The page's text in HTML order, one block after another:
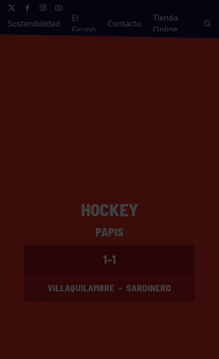
Sostenibilidad
El
Grupo
Contacto
Tienda
Online
HOCKEY
PAPIS
1-1
VILLAQUILAMBRE - SARDINERO